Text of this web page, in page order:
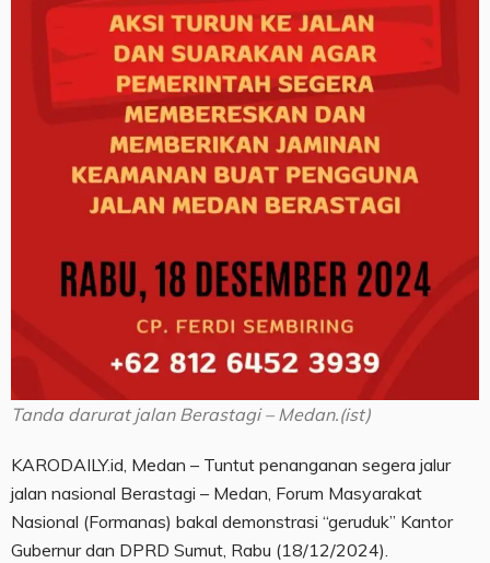
Tanda darurat jalan Berastagi – Medan.(ist)
KARODAILY.id, Medan – Tuntut penanganan segera jalur
jalan nasional Berastagi – Medan, Forum Masyarakat
Nasional (Formanas) bakal demonstrasi “geruduk” Kantor
Gubernur dan DPRD Sumut, Rabu (18/12/2024).